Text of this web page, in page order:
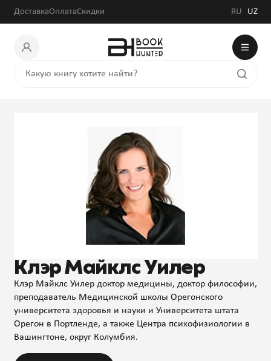
ДоставкаОплатаСкидки RU UZ
Клэр Майклс Уилер
Клэр Майклс Уилер доктор медицины, доктор философии,
преподаватель Медицинской школы Орегонского
университета здоровья и науки и Университета штата
Орегон в Портленде, а также Центра психофизиологии в
Вашингтоне, округ Колумбия.